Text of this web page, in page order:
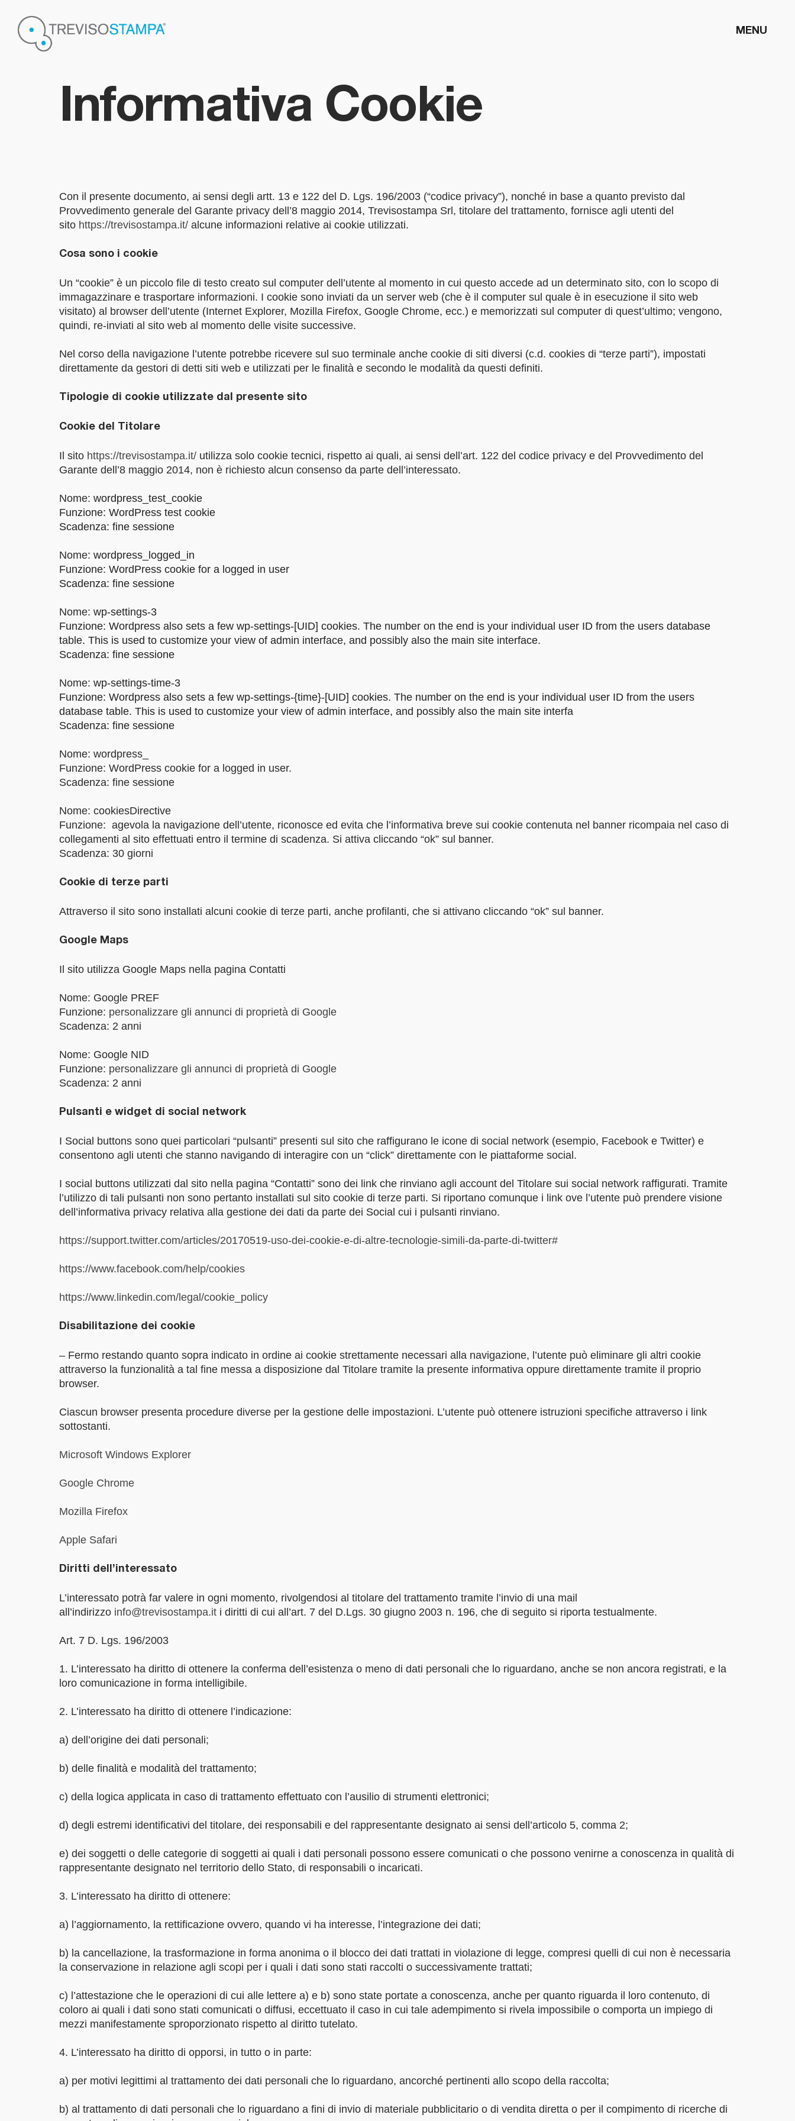
MENU
Informativa Cookie
Con il presente documento, ai sensi degli artt. 13 e 122 del D. Lgs. 196/2003 (“codice privacy”), nonché in base a quanto previsto dal
Provvedimento generale del Garante privacy dell’8 maggio 2014, Trevisostampa Srl, titolare del trattamento, fornisce agli utenti del
sito https://trevisostampa.it/ alcune informazioni relative ai cookie utilizzati.
Cosa sono i cookie
Un “cookie” è un piccolo file di testo creato sul computer dell’utente al momento in cui questo accede ad un determinato sito, con lo scopo di
immagazzinare e trasportare informazioni. I cookie sono inviati da un server web (che è il computer sul quale è in esecuzione il sito web
visitato) al browser dell’utente (Internet Explorer, Mozilla Firefox, Google Chrome, ecc.) e memorizzati sul computer di quest’ultimo; vengono,
quindi, re-inviati al sito web al momento delle visite successive.
Nel corso della navigazione l’utente potrebbe ricevere sul suo terminale anche cookie di siti diversi (c.d. cookies di “terze parti”), impostati
direttamente da gestori di detti siti web e utilizzati per le finalità e secondo le modalità da questi definiti.
Tipologie di cookie utilizzate dal presente sito
Cookie del Titolare
Il sito https://trevisostampa.it/ utilizza solo cookie tecnici, rispetto ai quali, ai sensi dell’art. 122 del codice privacy e del Provvedimento del
Garante dell’8 maggio 2014, non è richiesto alcun consenso da parte dell’interessato.
Nome: wordpress_test_cookie
Funzione: WordPress test cookie
Scadenza: fine sessione
Nome: wordpress_logged_in
Funzione: WordPress cookie for a logged in user
Scadenza: fine sessione
Nome: wp-settings-3
Funzione: Wordpress also sets a few wp-settings-[UID] cookies. The number on the end is your individual user ID from the users database
table. This is used to customize your view of admin interface, and possibly also the main site interface.
Scadenza: fine sessione
Nome: wp-settings-time-3
Funzione: Wordpress also sets a few wp-settings-{time}-[UID] cookies. The number on the end is your individual user ID from the users
database table. This is used to customize your view of admin interface, and possibly also the main site interfa
Scadenza: fine sessione
Nome: wordpress_
Funzione: WordPress cookie for a logged in user.
Scadenza: fine sessione
Nome: cookiesDirective
Funzione: agevola la navigazione dell’utente, riconosce ed evita che l’informativa breve sui cookie contenuta nel banner ricompaia nel caso di
collegamenti al sito effettuati entro il termine di scadenza. Si attiva cliccando “ok” sul banner.
Scadenza: 30 giorni
Cookie di terze parti
Attraverso il sito sono installati alcuni cookie di terze parti, anche profilanti, che si attivano cliccando “ok” sul banner.
Google Maps
Il sito utilizza Google Maps nella pagina Contatti
Nome: Google PREF
Funzione: personalizzare gli annunci di proprietà di Google
Scadenza: 2 anni
Nome: Google NID
Funzione: personalizzare gli annunci di proprietà di Google
Scadenza: 2 anni
Pulsanti e widget di social network
I Social buttons sono quei particolari “pulsanti” presenti sul sito che raffigurano le icone di social network (esempio, Facebook e Twitter) e
consentono agli utenti che stanno navigando di interagire con un “click” direttamente con le piattaforme social.
I social buttons utilizzati dal sito nella pagina “Contatti” sono dei link che rinviano agli account del Titolare sui social network raffigurati. Tramite
l’utilizzo di tali pulsanti non sono pertanto installati sul sito cookie di terze parti. Si riportano comunque i link ove l’utente può prendere visione
dell’informativa privacy relativa alla gestione dei dati da parte dei Social cui i pulsanti rinviano.
https://support.twitter.com/articles/20170519-uso-dei-cookie-e-di-altre-tecnologie-simili-da-parte-di-twitter#
https://www.facebook.com/help/cookies
https://www.linkedin.com/legal/cookie_policy
Disabilitazione dei cookie
– Fermo restando quanto sopra indicato in ordine ai cookie strettamente necessari alla navigazione, l’utente può eliminare gli altri cookie
attraverso la funzionalità a tal fine messa a disposizione dal Titolare tramite la presente informativa oppure direttamente tramite il proprio
browser.
Ciascun browser presenta procedure diverse per la gestione delle impostazioni. L’utente può ottenere istruzioni specifiche attraverso i link
sottostanti.
Microsoft Windows Explorer
Google Chrome
Mozilla Firefox
Apple Safari
Diritti dell’interessato
L’interessato potrà far valere in ogni momento, rivolgendosi al titolare del trattamento tramite l’invio di una mail
all’indirizzo info@trevisostampa.it i diritti di cui all’art. 7 del D.Lgs. 30 giugno 2003 n. 196, che di seguito si riporta testualmente.
Art. 7 D. Lgs. 196/2003
1. L’interessato ha diritto di ottenere la conferma dell’esistenza o meno di dati personali che lo riguardano, anche se non ancora registrati, e la
loro comunicazione in forma intelligibile.
2. L’interessato ha diritto di ottenere l’indicazione:
a) dell’origine dei dati personali;
b) delle finalità e modalità del trattamento;
c) della logica applicata in caso di trattamento effettuato con l’ausilio di strumenti elettronici;
d) degli estremi identificativi del titolare, dei responsabili e del rappresentante designato ai sensi dell’articolo 5, comma 2;
e) dei soggetti o delle categorie di soggetti ai quali i dati personali possono essere comunicati o che possono venirne a conoscenza in qualità di
rappresentante designato nel territorio dello Stato, di responsabili o incaricati.
3. L’interessato ha diritto di ottenere:
a) l’aggiornamento, la rettificazione ovvero, quando vi ha interesse, l’integrazione dei dati;
b) la cancellazione, la trasformazione in forma anonima o il blocco dei dati trattati in violazione di legge, compresi quelli di cui non è necessaria
la conservazione in relazione agli scopi per i quali i dati sono stati raccolti o successivamente trattati;
c) l’attestazione che le operazioni di cui alle lettere a) e b) sono state portate a conoscenza, anche per quanto riguarda il loro contenuto, di
coloro ai quali i dati sono stati comunicati o diffusi, eccettuato il caso in cui tale adempimento si rivela impossibile o comporta un impiego di
mezzi manifestamente sproporzionato rispetto al diritto tutelato.
4. L’interessato ha diritto di opporsi, in tutto o in parte:
a) per motivi legittimi al trattamento dei dati personali che lo riguardano, ancorché pertinenti allo scopo della raccolta;
b) al trattamento di dati personali che lo riguardano a fini di invio di materiale pubblicitario o di vendita diretta o per il compimento di ricerche di